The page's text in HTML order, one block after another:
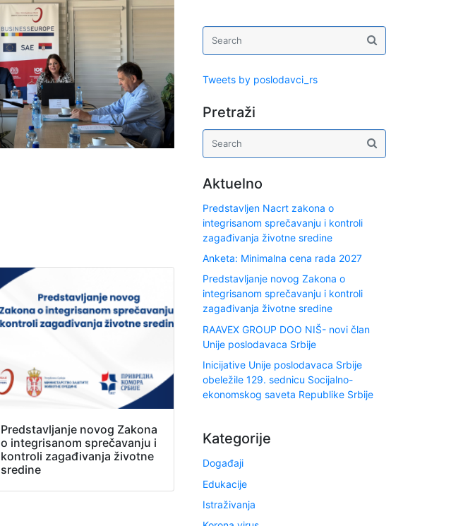
Predstavljanje novog Zakona
o integrisanom sprečavanju i
kontroli zagađivanja životne
sredine
Tweets by poslodavci_rs
Pretraži
Aktuelno
Predstavljen Nacrt zakona o
integrisanom sprečavanju i kontroli
zagađivanja životne sredine
Anketa: Minimalna cena rada 2027
Predstavljanje novog Zakona o
integrisanom sprečavanju i kontroli
zagađivanja životne sredine
RAAVEX GROUP DOO NIŠ- novi član
Unije poslodavaca Srbije
Inicijative Unije poslodavaca Srbije
obeležile 129. sednicu Socijalno-
ekonomskog saveta Republike Srbije
Kategorije
Događaji
Edukacije
Istraživanja